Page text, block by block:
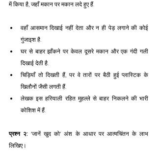
में किया है, जहाँ मकान पर मकान लदे हुए हैं.
वहाँ आसमान दिखाई नहीं देता और न ही पेड़ लगाने की कोई
गुंजाइश है.
घर से बाहर झाँकने पर केवल दूसरे मकान और एक गंदी गली
दिखाई देती है.
चिड़ियाँ तो दिखती हैं, पर वे तारों पर बैठी हुई प्लास्टिक के
खिलौनों जैसी लगती हैं.
लेखक इस हरियाली रहित मुहल्ले से बाहर निकलने की भारी
कोशिश में हैं.
प्रश्न २: 'जानें खुद को' अंश के आधार पर आत्मचिंतन के लाभ
लिखिए।